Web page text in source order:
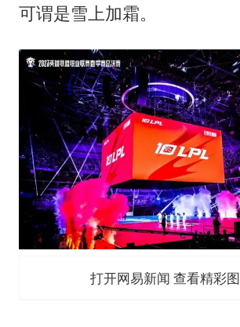
可谓是雪上加霜。
打开网易新闻 查看精彩